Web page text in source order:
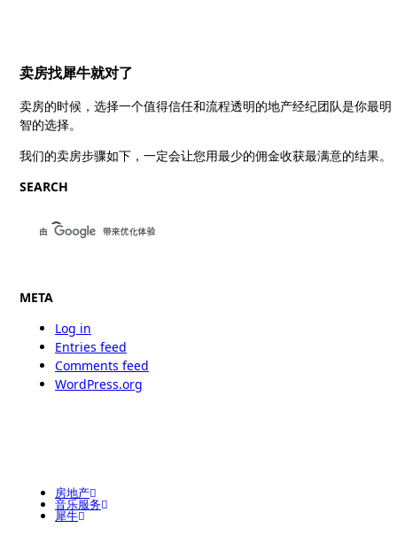
卖房找犀牛就对了
卖房的时候，选择一个值得信任和流程透明的地产经纪团队是你最明
智的选择。
我们的卖房步骤如下，一定会让您用最少的佣金收获最满意的结果。
SEARCH
META
Log in
Entries feed
Comments feed
WordPress.org
房地产
音乐服务
犀牛